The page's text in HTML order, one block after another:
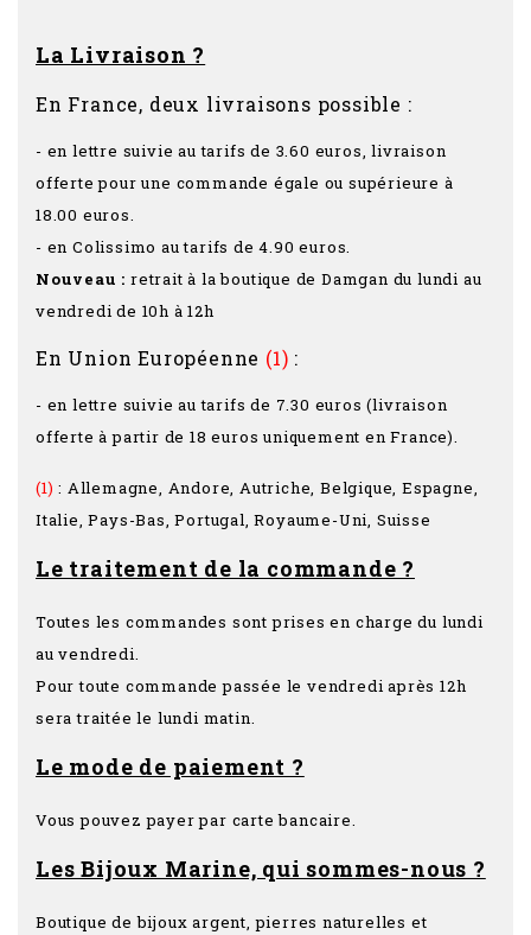
La Livraison ?
En France, deux livraisons possible :
- en lettre suivie au tarifs de 3.60 euros, livraison
offerte pour une commande égale ou supérieure à
18.00 euros.
- en Colissimo au tarifs de 4.90 euros.
Nouveau : retrait à la boutique de Damgan du lundi au
vendredi de 10h à 12h
En Union Européenne (1) :
- en lettre suivie au tarifs de 7.30 euros (livraison
offerte à partir de 18 euros uniquement en France).
(1) : Allemagne, Andore, Autriche, Belgique, Espagne,
Italie, Pays-Bas, Portugal, Royaume-Uni, Suisse
Le traitement de la commande ?
Toutes les commandes sont prises en charge du lundi
au vendredi.
Pour toute commande passée le vendredi après 12h
sera traitée le lundi matin.
Le mode de paiement ?
Vous pouvez payer par carte bancaire.
Les Bijoux Marine, qui sommes-nous ?
Boutique de bijoux argent, pierres naturelles et